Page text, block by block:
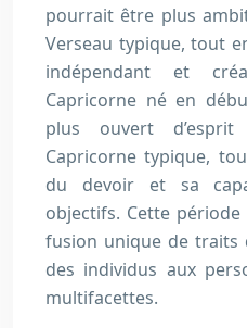
pourrait être plus
Verseau typique, tout
indépendant et
Capricorne né en
plus ouvert
Capricorne typique,
du devoir et sa
objectifs. Cette
fusion unique de traits
des individus aux
multifacettes.